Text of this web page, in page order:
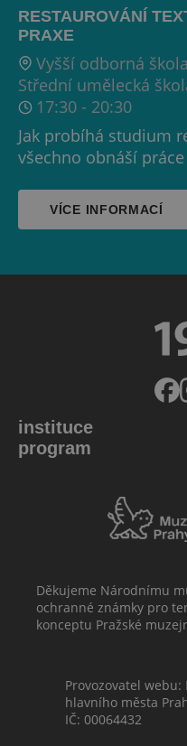
RESTAUROVÁNÍ
PRAXE
Vyšší odborná
Střední umělecká
17:30 - 20:30
Jak probíhá studium
všechno obnáší
VÍCE INFORMACÍ
instituce
program
Děkujeme Národnímu
ochranné známky pro
konceptu Pražské
Provozovatel webu:
hlavního města
IČ: 00064432